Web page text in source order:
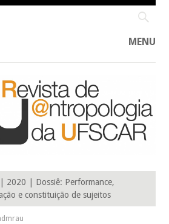
MENU
DE ANTROPOLOGIA
2020 | Dossiê: Performance,
e constituição de sujeitos